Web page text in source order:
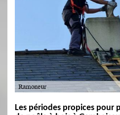
Les périodes propices pour